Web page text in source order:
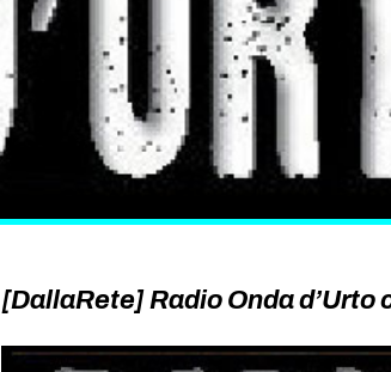
[DallaRete] Radio Onda